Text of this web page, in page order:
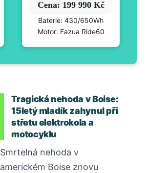
Cena: 199 990 Kč
Baterie: 430/650Wh
Motor: Fazua Ride60
Tragická nehoda v Boise:
15letý mladík zahynul při
střetu elektrokola a
motocyklu
Smrtelná nehoda v
americkém Boise znovu